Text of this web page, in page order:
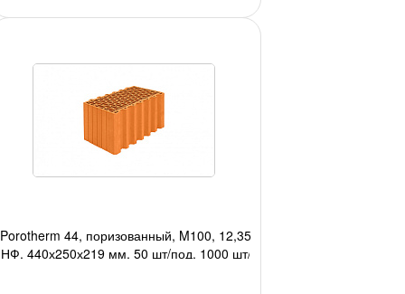
Porotherm 44, поризованный, M100, 12,35
НФ, 440х250х219 мм, 50 шт/под, 1000 шт/